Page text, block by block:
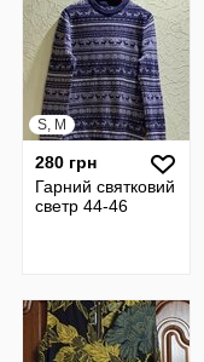
S, M
280 грн
Гарний святковий
светр 44-46